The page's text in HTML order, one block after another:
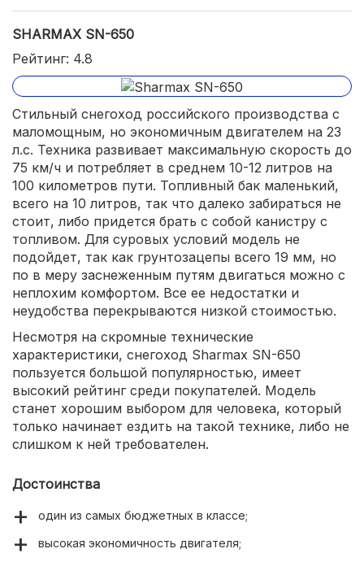
SHARMAX SN-650
Рейтинг: 4.8
Стильный снегоход российского производства с
маломощным, но экономичным двигателем на 23
л.с. Техника развивает максимальную скорость до
75 км/ч и потребляет в среднем 10-12 литров на
100 километров пути. Топливный бак маленький,
всего на 10 литров, так что далеко забираться не
стоит, либо придется брать с собой канистру с
топливом. Для суровых условий модель не
подойдет, так как грунтозацепы всего 19 мм, но
по в меру заснеженным путям двигаться можно с
неплохим комфортом. Все ее недостатки и
неудобства перекрываются низкой стоимостью.
Несмотря на скромные технические
характеристики, снегоход Sharmax SN-650
пользуется большой популярностью, имеет
высокий рейтинг среди покупателей. Модель
станет хорошим выбором для человека, который
только начинает ездить на такой технике, либо не
слишком к ней требователен.
Достоинства
один из самых бюджетных в классе;
высокая экономичность двигателя;